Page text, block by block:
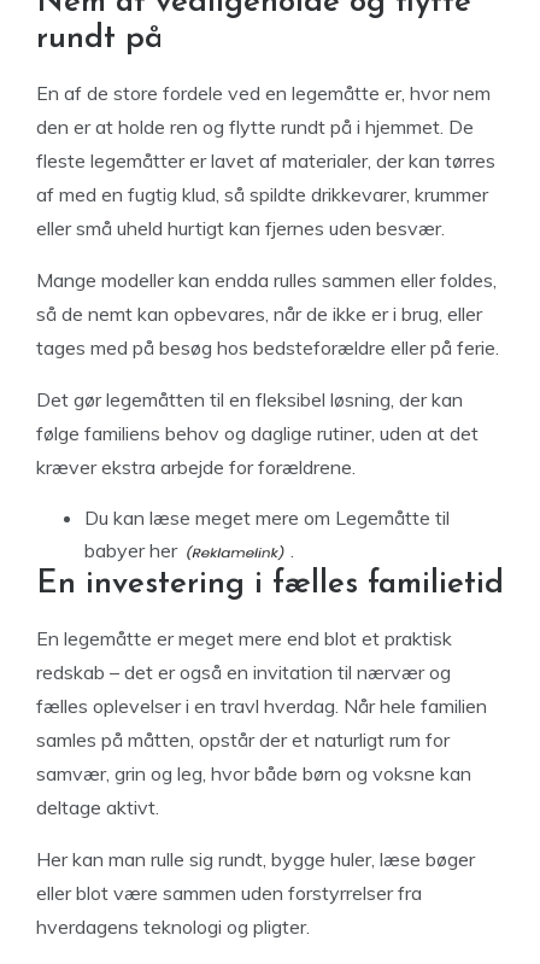
rundt på
En af de store fordele ved en legemåtte er, hvor nem
den er at holde ren og flytte rundt på i hjemmet. De
fleste legemåtter er lavet af materialer, der kan tørres
af med en fugtig klud, så spildte drikkevarer, krummer
eller små uheld hurtigt kan fjernes uden besvær.
Mange modeller kan endda rulles sammen eller foldes,
så de nemt kan opbevares, når de ikke er i brug, eller
tages med på besøg hos bedsteforældre eller på ferie.
Det gør legemåtten til en fleksibel løsning, der kan
følge familiens behov og daglige rutiner, uden at det
kræver ekstra arbejde for forældrene.
Du kan læse meget mere om Legemåtte til
babyer her
En investering i fælles familietid
En legemåtte er meget mere end blot et praktisk
redskab – det er også en invitation til nærvær og
fælles oplevelser i en travl hverdag. Når hele familien
samles på måtten, opstår der et naturligt rum for
samvær, grin og leg, hvor både børn og voksne kan
deltage aktivt.
Her kan man rulle sig rundt, bygge huler, læse bøger
eller blot være sammen uden forstyrrelser fra
hverdagens teknologi og pligter.